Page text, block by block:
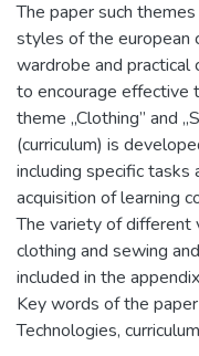
The paper such
styles of the european
wardrobe and practical
to encourage effective
theme „Clothing” and
(curriculum) is
including specific
acquisition of learning
The variety of different
clothing and sewing
included in the
Key words of the
Technologies,